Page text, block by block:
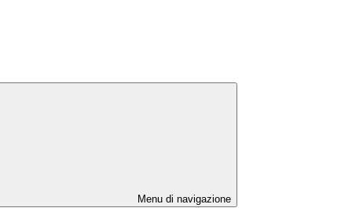
Menu di navigazione